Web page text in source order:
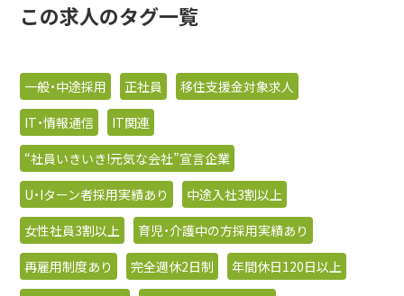
この求人のタグ一覧
一般・中途採用 正社員
移住支援金対象求人
IT・情報通信
IT関連
“社員いきいき!元気な会社”宣言企業
U・Iターン者採用実績あり
中途入社3割以上
女性社員3割以上
育児・介護中の方採用実績あり
再雇用制度あり
完全週休2日制
年間休日120日以上